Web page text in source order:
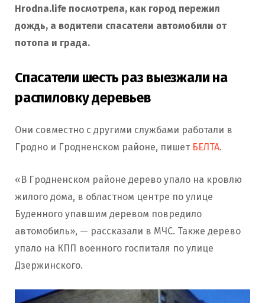
Hrodna.life посмотрела, как город пережил
дождь, а водители спасатели автомобили от
потопа и града.
Спасатели шесть раз выезжали на
распиловку деревьев
Они совместно с другими службами работали в
Гродно и Гродненском районе, пишет БЕЛТА.
«В Гродненском районе дерево упало на кровлю
жилого дома, в областном центре по улице
Буденного упавшим деревом повредило
автомобиль», — рассказали в МЧС. Также дерево
упало на КПП военного госпиталя по улице
Дзержинского.